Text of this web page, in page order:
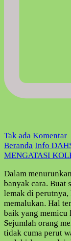
Tak ada Komentar
Beranda Info
MENGATASI
Dalam
banyak cara. Buat
lemak di perutnya,
memalukan. Hal
baik yang memicu
Sejumlah orang
tidak cuma perut